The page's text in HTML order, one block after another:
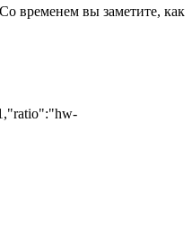
временем вы заметите, как